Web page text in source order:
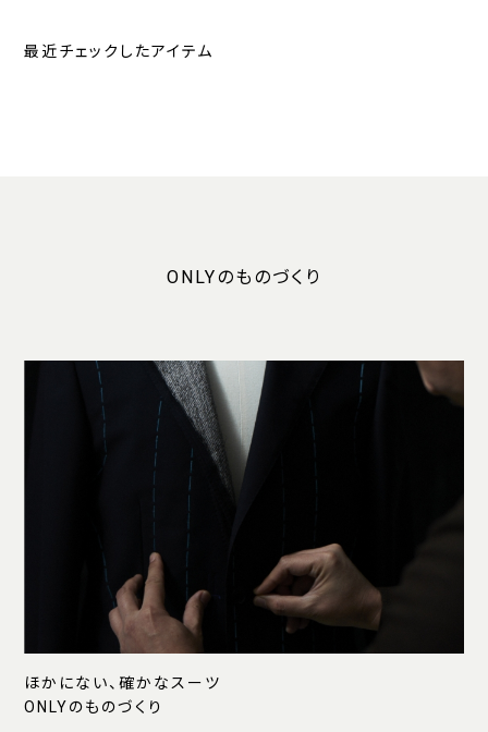
最近チェックしたアイテム
ONLYのものづくり
ほかにない、確かなスーツ
ONLYのものづくり